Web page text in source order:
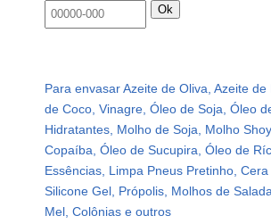
Ok
Para envasar Azeite de Oliva, Azeite de
de Coco, Vinagre, Óleo de Soja, Óleo
Hidratantes, Molho de Soja, Molho
Copaíba, Óleo de Sucupira, Óleo de
Essências, Limpa Pneus Pretinho,
Silicone Gel, Própolis, Molhos de
Mel, Colônias e outros